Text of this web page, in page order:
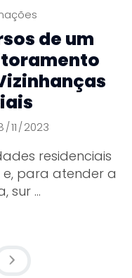
de um
/11 / 2023
residenciais
para atender a
sur ...